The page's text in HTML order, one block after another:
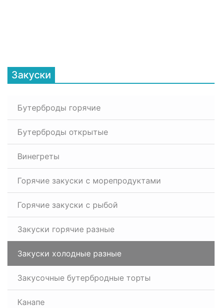
Закуски
Бутерброды горячие
Бутерброды открытые
Винегреты
Горячие закуски с морепродуктами
Горячие закуски с рыбой
Закуски горячие разные
Закуски холодные разные
Закусочные бутербродные торты
Канапе